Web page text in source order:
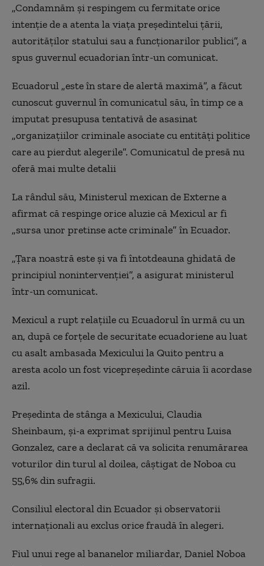
„Condamnăm şi respingem cu fermitate orice
intenţie de a atenta la viaţa preşedintelui ţării,
autorităţilor statului sau a funcţionarilor publici”, a
spus guvernul ecuadorian într-un comunicat.
Ecuadorul „este în stare de alertă maximă”, a făcut
cunoscut guvernul în comunicatul său, în timp ce a
imputat presupusa tentativă de asasinat
„organizaţiilor criminale asociate cu entităţi politice
care au pierdut alegerile”. Comunicatul de presă nu
oferă mai multe detalii
La rândul său, Ministerul mexican de Externe a
afirmat că respinge orice aluzie că Mexicul ar fi
„sursa unor pretinse acte criminale” în Ecuador.
„Ţara noastră este şi va fi întotdeauna ghidată de
principiul nonintervenţiei”, a asigurat ministerul
într-un comunicat.
Mexicul a rupt relaţiile cu Ecuadorul în urmă cu un
an, după ce forţele de securitate ecuadoriene au luat
cu asalt ambasada Mexicului la Quito pentru a
aresta acolo un fost vicepreşedinte căruia îi acordase
azil.
Preşedinta de stânga a Mexicului, Claudia
Sheinbaum, şi-a exprimat sprijinul pentru Luisa
Gonzalez, care a declarat că va solicita renumărarea
voturilor din turul al doilea, câştigat de Noboa cu
55,6% din sufragii.
Consiliul electoral din Ecuador şi observatorii
internaţionali au exclus orice fraudă în alegeri.
Fiul unui rege al bananelor miliardar, Daniel Noboa